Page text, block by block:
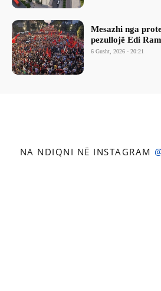
Mesazhi nga
pezullojë Edi
6 Gusht, 2026 - 20:21
NA NDIQNI NË INSTAGRAM